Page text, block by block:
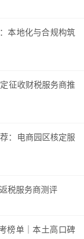
本地化与合规构筑
征收财税服务商推
：电商园区核定服
税服务商测评
榜单｜本土高口碑